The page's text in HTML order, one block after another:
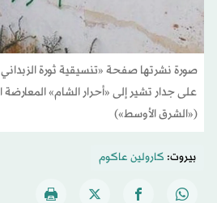
صورة نشرتها صفحة «تنسيقية ثورة
على جدار تشير إلى «أحرار الشام» المعارضة
(«الشرق الأوسط»)
بيروت: كارولين عاكوم